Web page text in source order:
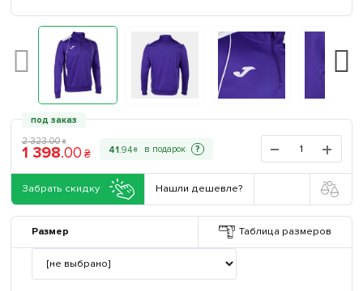
под заказ
2 323.00 ₴
1 398.00 ₴ 41.94 ₴ ?
Забрать скидку Нашли дешевле?
Размер Таблица размеров